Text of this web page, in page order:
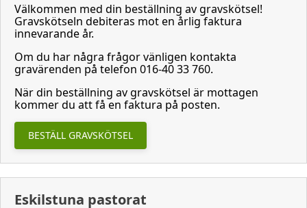
Välkommen med din beställning av gravskötsel!
Gravskötseln debiteras mot en årlig faktura
innevarande år.
Om du har några frågor vänligen kontakta
gravärenden på telefon 016-40 33 760.
När din beställning av gravskötsel är mottagen
kommer du att få en faktura på posten.
BESTÄLL GRAVSKÖTSEL
Eskilstuna pastorat